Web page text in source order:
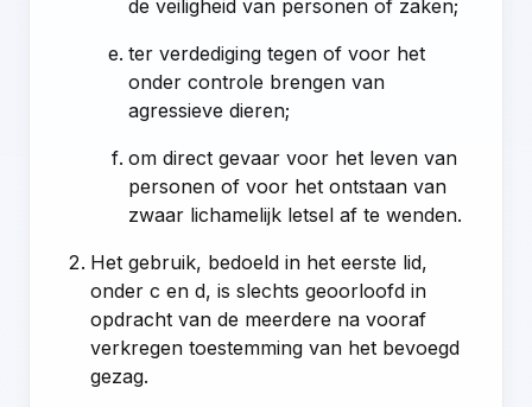
de veiligheid van personen of zaken;
ter verdediging tegen of voor het
onder controle brengen van
agressieve dieren;
om direct gevaar voor het leven van
personen of voor het ontstaan van
zwaar lichamelijk letsel af te wenden.
Het gebruik, bedoeld in het eerste lid,
onder c en d, is slechts geoorloofd in
opdracht van de meerdere na vooraf
verkregen toestemming van het bevoegd
gezag.